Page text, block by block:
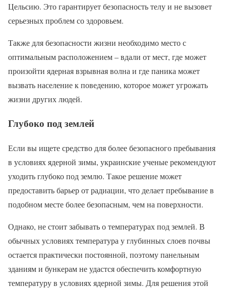
Цельсию. Это гарантирует безопасность телу и не вызовет
серьезных проблем со здоровьем.
Также для безопасности жизни необходимо место с
оптимальным расположением – вдали от мест, где может
произойти ядерная взрывная волна и где паника может
вызвать население к поведению, которое может угрожать
жизни других людей.
Глубоко под землей
Если вы ищете средство для более безопасного пребывания
в условиях ядерной зимы, украинские ученые рекомендуют
уходить глубоко под землю. Такое решение может
предоставить барьер от радиации, что делает пребывание в
подобном месте более безопасным, чем на поверхности.
Однако, не стоит забывать о температурах под землей. В
обычных условиях температура у глубинных слоев почвы
остается практически постоянной, поэтому панельным
зданиям и бункерам не удастся обеспечить комфортную
температуру в условиях ядерной зимы. Для решения этой